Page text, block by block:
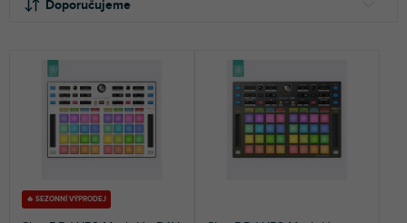
Doporučujeme
NEJDRAŽŠÍ
NEJPRODÁVANĚJŠÍ
ABECEDNĚ
🔥 SEZONNÍ VÝPRODEJ